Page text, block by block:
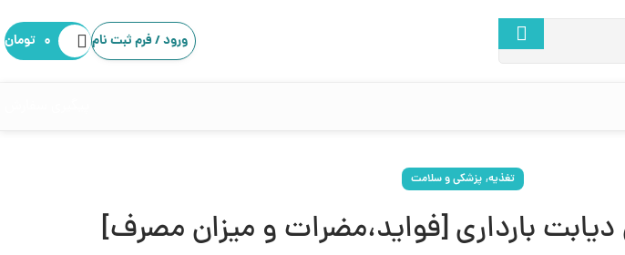
ورود / فرم ثبت نام ۰ تومان
تغذیه,پزشکی و سلامت
دیابت بارداری [فواید،مضرات و میزان مصرف]